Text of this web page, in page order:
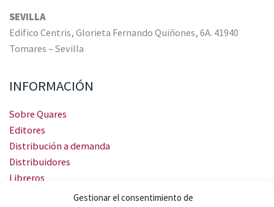
Gestionar el consentimiento de
SEVILLA
Edifico Centris, Glorieta Fernando Quiñones, 6A. 41940
Tomares – Sevilla
INFORMACIÓN
Sobre Quares
Editores
Distribución a demanda
Distribuidores
Libreros
Servicio Landingweb